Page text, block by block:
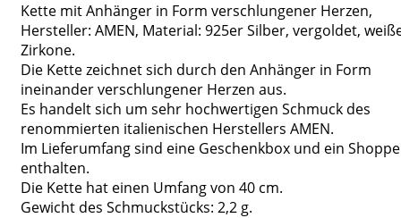
Kette mit Anhänger in Form verschlungener Herzen,
Hersteller: AMEN, Material: 925er Silber, vergoldet,
Zirkone.
Die Kette zeichnet sich durch den Anhänger in Form
ineinander verschlungener Herzen aus.
Es handelt sich um sehr hochwertigen Schmuck des
renommierten italienischen Herstellers AMEN.
Im Lieferumfang sind eine Geschenkbox und ein
enthalten.
Die Kette hat einen Umfang von 40 cm.
Gewicht des Schmuckstücks: 2,2 g.